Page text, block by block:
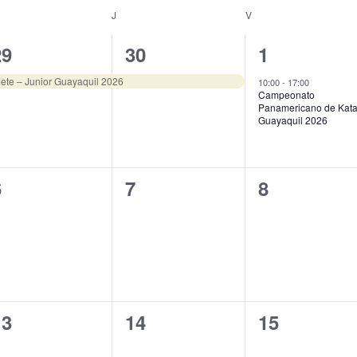
J V
– Junior Guayaquil 2026
1
evento,
30
1
evento,
1
10:00- 17:00
Campeonato
Panamericano de Kata
Guayaquil 2026
0
7
0
8
0
14
0
15